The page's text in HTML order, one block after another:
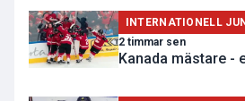
INTERNATIONELL
2 timmar sen
Kanada mästare -